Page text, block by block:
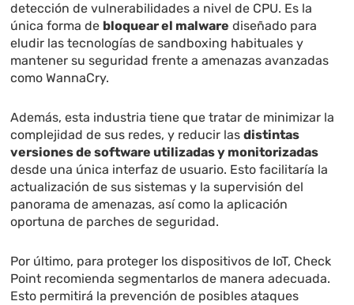
detección de vulnerabilidades a nivel de CPU. Es la
única forma de bloquear el malware diseñado para
eludir las tecnologías de sandboxing habituales y
mantener su seguridad frente a amenazas avanzadas
como WannaCry.
Además, esta industria tiene que tratar de minimizar la
complejidad de sus redes, y reducir lasdistintas
versiones de software utilizadas y monitorizadas
desde una única interfaz de usuario. Esto facilitaría la
actualización de sus sistemas y la supervisión del
panorama de amenazas, así como la aplicación
oportuna de parches de seguridad.
Por último, para proteger los dispositivos de IoT, Check
Point recomienda segmentarlos de manera adecuada.
Esto permitirá la prevención de posibles ataques